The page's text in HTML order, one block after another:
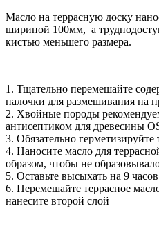
Масло на террасную доску
шириной 100мм, а
кистью меньшего размера.
1. Тщательно перемешайте
палочки для размешивания на
2. Хвойные породы
антисептиком для древесины
3. Обязательно
4. Наносите масло для
образом, чтобы не
5. Оставьте высыхать на 9
6. Перемешайте террасное
нанесите второй слой